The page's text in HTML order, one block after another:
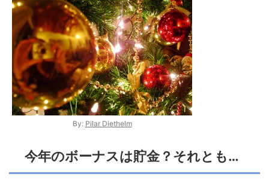
By: Pilar Diethelm
今年のボーナスは貯金？それとも…